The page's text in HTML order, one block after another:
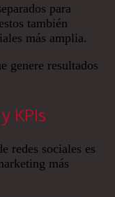
para
también
más amplia.
genere resultados
KPIs
redes sociales es
más